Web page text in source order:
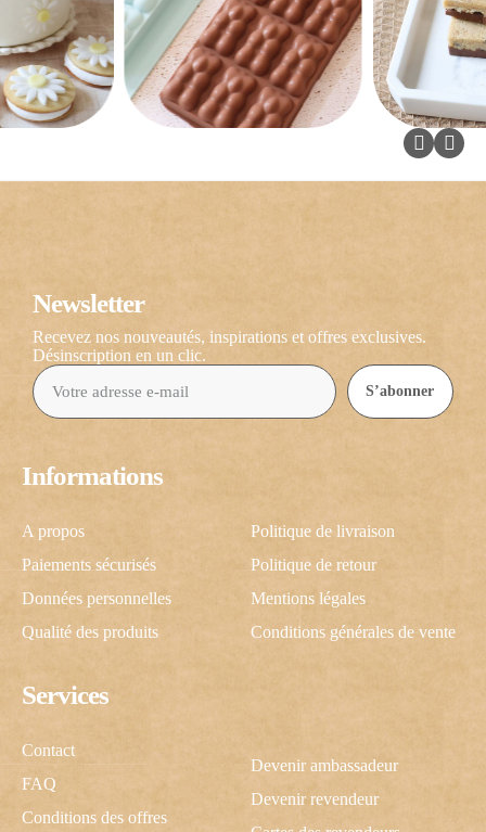
Services
Contact
FAQ
Conditions des offres
Devenir ambassadeur
Devenir revendeur
Informations
A propos
Paiements sécurisés
Données personnelles
Qualité des produits
Politique de livraison
Politique de retour
Mentions légales
Conditions générales de vente
Newsletter
Recevez nos nouveautés, inspirations et offres exclusives.
Désinscription en un clic.
S’abonner